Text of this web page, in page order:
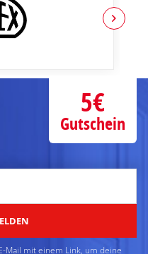
Mail mit einem Link, um deine
5€
Gutschein